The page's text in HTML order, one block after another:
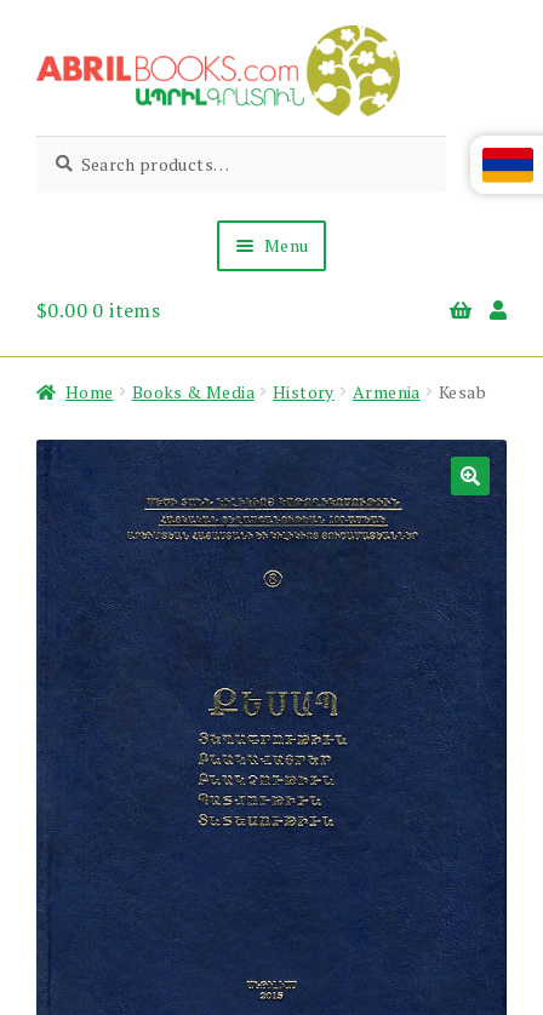
to
to
Abril
Books
Living
Armenian
for:
Menu
About Us
$0.00 0 items
Home Books & Media History Armenia Kesab